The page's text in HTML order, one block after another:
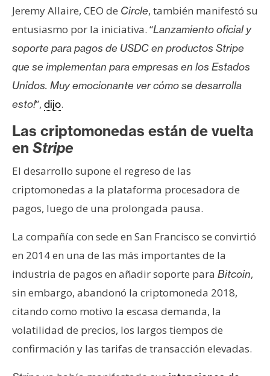
i
c
a
d
Jeremy Allaire, CEO de Circle, también manifestó su
entusiasmo por la iniciativa. “Lanzamiento oficial y
soporte para pagos de USDC en productos Stripe
que se implementan para empresas en los Estados
Unidos. Muy emocionante ver cómo se desarrolla
esto!”, dijo.
Las criptomonedas están de vuelta
en Stripe
El desarrollo supone el regreso de las
criptomonedas a la plataforma procesadora de
pagos, luego de una prolongada pausa.
La compañía con sede en San Francisco se convirtió
en 2014 en una de las más importantes de la
industria de pagos en añadir soporte para Bitcoin,
sin embargo, abandonó la criptomoneda 2018,
citando como motivo la escasa demanda, la
volatilidad de precios, los largos tiempos de
confirmación y las tarifas de transacción elevadas.